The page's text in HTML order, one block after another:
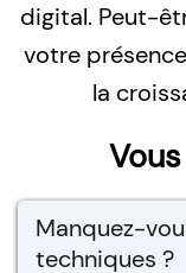
digital. Peut-
votre
la
Manquez-
techniques ?